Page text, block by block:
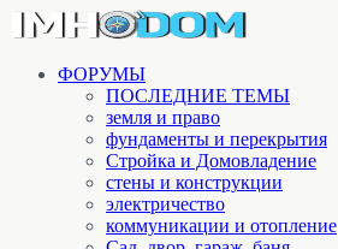
ФОРУМЫ
ПОСЛЕДНИЕ ТЕМЫ
земля и право
фундаменты и перекрытия
Стройка и Домовладение
стены и конструкции
электричество
коммуникации и отопление